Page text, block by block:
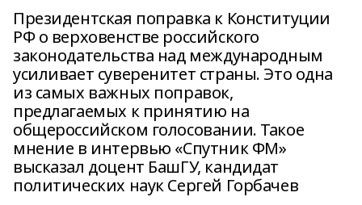
Президентская поправка к Конституции
РФ о верховенстве российского
законодательства над международным
усиливает суверенитет страны. Это одна
из самых важных поправок,
предлагаемых к принятию на
общероссийском голосовании. Такое
мнение в интервью «Спутник ФМ»
высказал доцент БашГУ, кандидат
политических наук Сергей Горбачев